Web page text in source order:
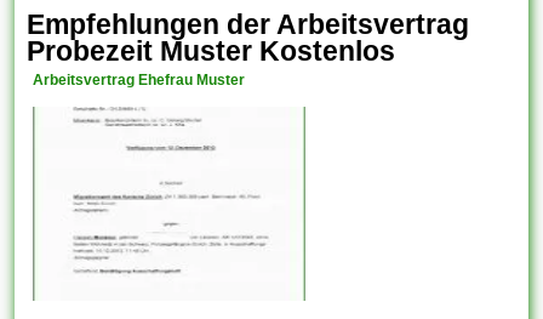
Empfehlungen der Arbeitsvertrag
Probezeit Muster Kostenlos
Arbeitsvertrag Ehefrau Muster